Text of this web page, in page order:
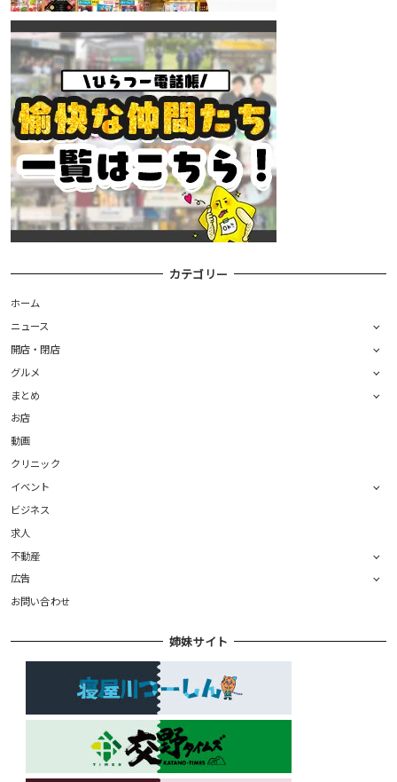
カテゴリー
ホーム
ニュース
開店・閉店
グルメ
まとめ
お店
動画
クリニック
イベント
ビジネス
求人
不動産
広告
お問い合わせ
姉妹サイト